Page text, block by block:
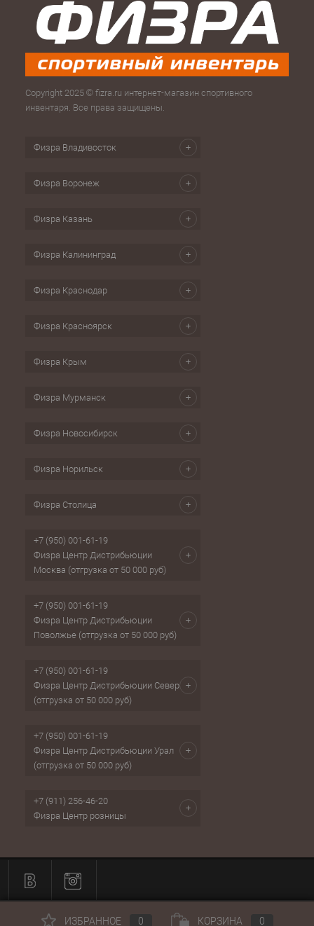
Copyright 2025 © fizra.ru интернет-магазин спортивного
инвентаря. Все права защищены.
Физра Владивосток
Физра Воронеж
Физра Казань
Физра Калининград
Физра Краснодар
Физра Красноярск
Физра Крым
Физра Мурманск
Физра Новосибирск
Физра Норильск
Физра Столица
+7 (950) 001-61-19
Физра Центр Дистрибьюции
Москва (отгрузка от 50 000 руб)
+7 (950) 001-61-19
Физра Центр Дистрибьюции
Поволжье (отгрузка от 50 000 руб)
+7 (950) 001-61-19
Физра Центр Дистрибьюции Север
(отгрузка от 50 000 руб)
+7 (950) 001-61-19
Физра Центр Дистрибьюции Урал
(отгрузка от 50 000 руб)
+7 (911) 256-46-20
Физра Центр розницы
ИЗБРАННОЕ 0 КОРЗИНА 0